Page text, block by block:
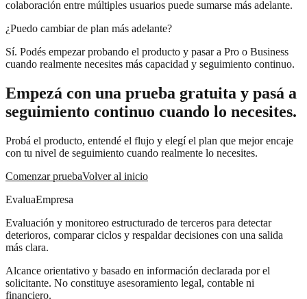
colaboración entre múltiples usuarios puede sumarse más adelante.
¿Puedo cambiar de plan más adelante?
Sí. Podés empezar probando el producto y pasar a Pro o Business
cuando realmente necesites más capacidad y seguimiento continuo.
Empezá con una prueba gratuita y pasá a
seguimiento continuo cuando lo necesites.
Probá el producto, entendé el flujo y elegí el plan que mejor encaje
con tu nivel de seguimiento cuando realmente lo necesites.
Comenzar pruebaVolver al inicio
EvaluaEmpresa
Evaluación y monitoreo estructurado de terceros para detectar
deterioros, comparar ciclos y respaldar decisiones con una salida
más clara.
Alcance orientativo y basado en información declarada por el
solicitante. No constituye asesoramiento legal, contable ni
financiero.